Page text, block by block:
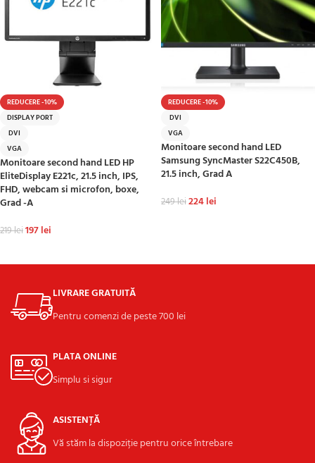
REDUCERE -10%
DISPLAY PORT
DVI
VGA
Monitoare second hand LED HP
EliteDisplay E221c, 21.5 inch, IPS,
FHD, webcam si microfon, boxe,
Grad -A
219lei197lei
REDUCERE -10%
DVI
VGA
Monitoare second hand LED
Samsung SyncMaster S22C450B,
21.5 inch, Grad A
249lei224lei
LIVRARE GRATUITĂ
Pentru comenzi de peste 700 lei
PLATA ONLINE
Simplu si sigur
ASISTENȚĂ
Vă stăm la dispoziție pentru orice întrebare